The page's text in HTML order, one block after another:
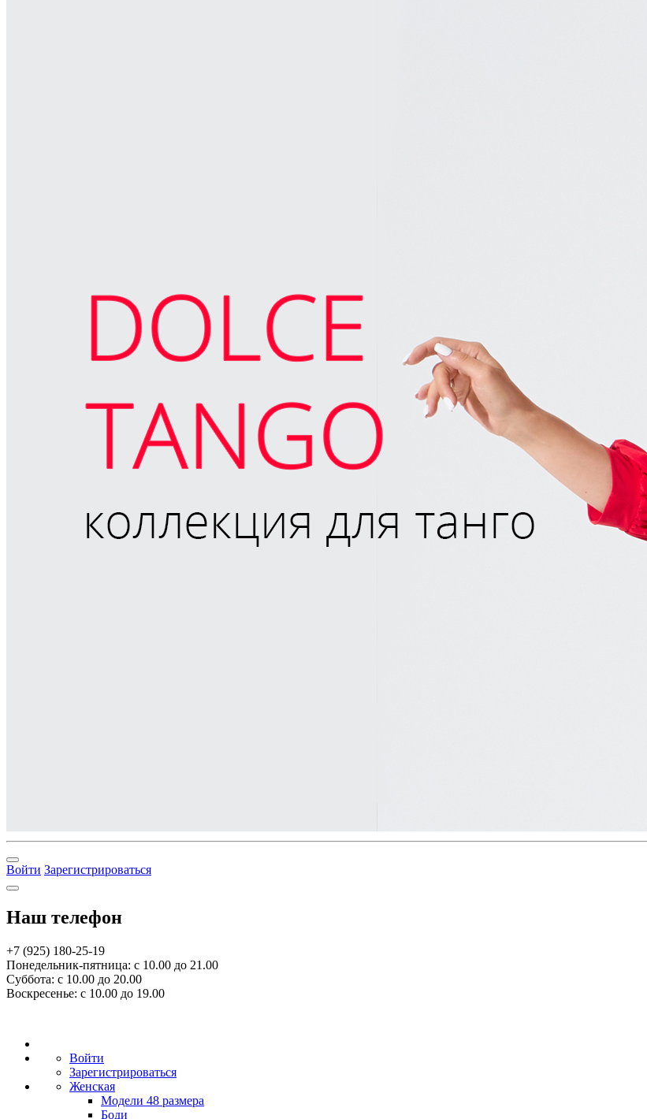
Войти Зарегистрироваться
Наш телефон
+7 (925) 180-25-19
Понедельник-пятница: с 10.00 до 21.00
Суббота: с 10.00 до 20.00
Воскресенье: с 10.00 до 19.00
Войти
Зарегистрироваться
Женская
Модели 48 размера
Боди